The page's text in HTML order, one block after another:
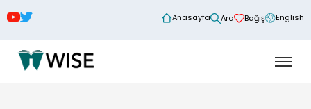
Anasayfa Ara Bağış English